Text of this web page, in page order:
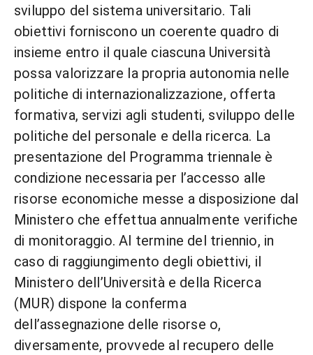
sviluppo del sistema universitario. Tali
obiettivi forniscono un coerente quadro di
insieme entro il quale ciascuna Università
possa valorizzare la propria autonomia nelle
politiche di internazionalizzazione, offerta
formativa, servizi agli studenti, sviluppo delle
politiche del personale e della ricerca. La
presentazione del Programma triennale è
condizione necessaria per l’accesso alle
risorse economiche messe a disposizione dal
Ministero che effettua annualmente verifiche
di monitoraggio. Al termine del triennio, in
caso di raggiungimento degli obiettivi, il
Ministero dell’Università e della Ricerca
(MUR) dispone la conferma
dell’assegnazione delle risorse o,
diversamente, provvede al recupero delle